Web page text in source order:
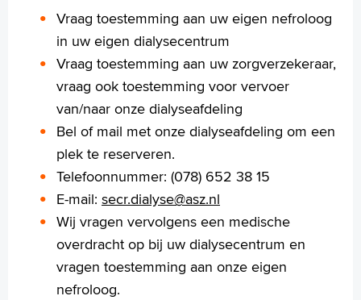
Vraag toestemming aan uw eigen nefroloog
in uw eigen dialysecentrum
Vraag toestemming aan uw zorgverzekeraar,
vraag ook toestemming voor vervoer
van/naar onze dialyseafdeling
Bel of mail met onze dialyseafdeling om een
plek te reserveren.
Telefoonnummer: (078) 652 38 15
E-mail: secr.dialyse@asz.nl
Wij vragen vervolgens een medische
overdracht op bij uw dialysecentrum en
vragen toestemming aan onze eigen
nefroloog.